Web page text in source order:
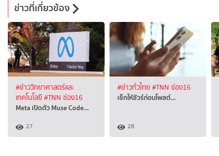
ข่าวที่เกี่ยวข้อง
#ข่าววิทยาศาสตร์และ
เทคโนโลยี#TNN ช่อง16
Meta เปิดตัว Muse Code…
27
#ข่าวทั่วไทย#TNN ช่อง16
เช็กให้ชัวร์ก่อนโพสต์…
28